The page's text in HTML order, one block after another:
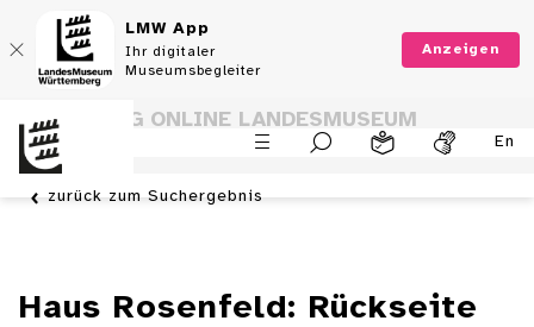
LMW App
Ihr digitaler
Museumsbegleiter
Anzeigen
En
SAMMLUNG ONLINE LANDESMUSEUM
WÜRTTEMBERG
zurück zum Suchergebnis
Haus Rosenfeld: Rückseite